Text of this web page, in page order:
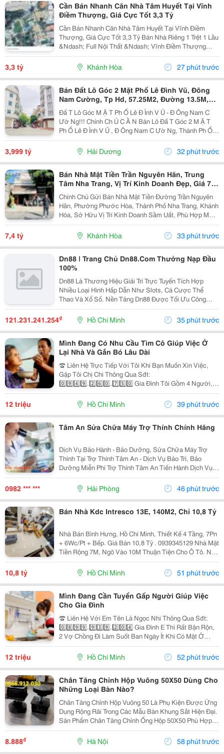
Cần Bán Nhanh Căn Nhà Tâm Huyết Tại Vĩnh
Điềm Thượng, Giá Cực Tốt 3,3 Tỷ
Cần Bán Nhanh Căn Nhà Tâm Huyết Tại Vĩnh Điềm
Thượng, Giá Cực Tốt 3,3 Tỷ Bán Nhà Riêng 1 Trệt 1 Lầu
&Ndash; Full Nội Thất &Ndash; Vĩnh Điềm Thượng
&Ndash; Gần 23/10 Vị Trí: Thôn Vĩnh Điềm Thượng,
Cách Đường 23/10 Chỉ 50M Hẻm Thông Thoáng, Kết...
3,3 tỷ Khánh Hòa 27 phút trước
Bán Đất Lô Góc 2 Mặt Phố Lê Đình Vũ, Đông
Nam Cường, Tp Hd, 57.25M2, Đường 13.5M,
3.X Tỷ
Đấ T Lô Góc M Ặ T Ph Ố Lê Đ Ình V Ũ - Đ Ông Nam C
Ườ Ng!!! Chính Ch Ủ C Ầ N Bán Lô Đấ T Góc 2 M Ặ T
Ph Ố Lê Đ Ình V Ũ , Đ Ông Nam C Ườ Ng, Thành Ph Ố H
Ả I D Ươ Ng - Di Ệ N Tích 57.25M2, H Ướ Ng Tây, Tây B
3,999 tỷ Hải Dương 32 phút trước
Bán Nhà Mặt Tiền Trần Nguyên Hãn, Trung
Tâm Nha Trang, Vị Trí Kinh Doanh Đẹp, Giá 7,4
Tỷ
Chính Chủ Gửi Bán Nhà Mặt Tiền Đường Trần Nguyên
Hãn, Phường Phước Hòa, Thành Phố Nha Trang, Khánh
Hòa, Sở Hữu Vị Trí Kinh Doanh Sầm Uất, Phù Hợp Mở
Cửa Hàng, Văn Phòng, Showroom Hoặc Đầu Tư Cho
Thuê Lâu Dài. Thông Tin Chi Tiết. - Địa Chỉ: Số...
7,4 tỷ Khánh Hòa 33 phút trước
Dn88 | Trang Chủ Dn88.Com Thưởng Nạp Đầu
100%
Dn88 Là Thương Hiệu Giải Trí Trực Tuyến Tích Hợp
Nhiều Loại Hình Hấp Dẫn Như Slots, Cá Cược Thể
Thao Và Xổ Số. Nền Tảng Dn88 Được Tối Ưu Công
Nghệ, Bảo Mật Cao, Nạp Rút Nhanh Và Hỗ Trợ Tốt Trên
Pc Lẫn Điện Thoại Di Động. Website:
Https://Dn88C.com/...
121.231.241.254₫ Hồ Chí Minh 35 phút trước
Mình Đang Có Nhu Cầu Tìm Cô Giúp Việc Ở
Lại Nhà Và Gắn Bó Lâu Dài
☎️ Liên Hệ Trực Tiếp Với Tôi Khi Bạn Muốn Xin Việc,
Gặp Tôi Chị Chi Thông Qua Sđt:
0️⃣9️⃣4️⃣9️⃣.2️⃣6️⃣0️⃣.7️⃣5️⃣0️⃣ Gia Đình Tôi Gồm 4 Người, 2
Vợ Chồng 2 Con Nhỏ, Bé Lớn 9 Tuổi Đã Đi Học Có Ba
Mẹ Đưa Rước, Bé Nhỏ 1 Tuổi. Nhà Thì Chỉ Có 1 Lầu.
12 triệu Hồ Chí Minh 39 phút trước
Tâm An Sửa Chữa Máy Trợ Thính Chính Hãng
Dịch Vụ Bảo Hành - Bảo Dưỡng, Sửa Chữa Máy Trợ
Thính Tại Trợ Thính Tâm An - Dịch Vụ Bảo Trì, Bảo
Dưỡng Miễn Phí Trợ Thính Tâm An Tiến Hành Dịch Vụ
Bảo Dưỡng, Vệ Sinh Sấy Khô Máy Trợ Thính Định Kì 3
Tháng/1 Lần Đối Với Tất Cả Các Thiêt Bị Trợ...
0982 *** *** Hải Phòng 46 phút trước
Bán Nhà Kdc Intresco 13E, 140M2, Chỉ 10,8 Tỷ
Nhà Bán Bình Hưng, Hồ Chí Minh, Thiết Kế 4 Tầng, 7Pn
+ 6Wc/Pt + Bếp. Giá Bán 10,8 Tỷ . 0939345129 Nhà Mặt
Tiền Rộng 7M, Ngõ Vào 10M Thuận Tiện Cho Ô Tô. Nội
Thất Bao Gồm Điều Hòa, Tủ Lạnh, Giường, Mang Đến
Không Gian Sống Thoải Mái Và Tiện Nghi....
10,8 tỷ Hồ Chí Minh 51 phút trước
Mình Đang Cần Tuyển Gấp Người Giúp Việc
Cho Gia Đình
☎️ Liên Hệ Với Em Tên Là Ngọc Nhi Thông Qua Sđt:
0️⃣8️⃣9️⃣9️⃣.9️⃣3️⃣9️⃣.2️⃣0️⃣4️⃣ Gia Đình E Thì Rất Bận Rộn,
2 Vợ Chồng Đi Làm Suốt Ban Ngày Ít Khi Có Mặt Ở
Nhà. Nhưng Nhà Lại Có 1 Bà Cụ Đau Yếu Và 1 Bé Nhỏ
Năm Nay Đã Gần 2 Tuổi Vì Vậy Để Có Thể An...
12 triệu Hồ Chí Minh 52 phút trước
Chân Tăng Chỉnh Hộp Vuông 50X50 Dùng Cho
Những Loại Bàn Nào?
Chân Tăng Chỉnh Hộp Vuông 50 Là Phụ Kiện Được Ứng
Dụng Rộng Rãi Trong Các Mẫu Bàn Khung Sắt Hiện Đại.
Sản Phẩm Chân Tăng Chỉnh Ống Hộp 50X50 Phù Hợp
Với Bàn Làm Việc, Bàn Ăn, Bàn Quán Cà Phê, Bàn
Thao Tác Công Nghiệp Và Nhiều Loại Kệ, Tủ. Với Chân
8.888₫ Hà Nội 58 phút trước